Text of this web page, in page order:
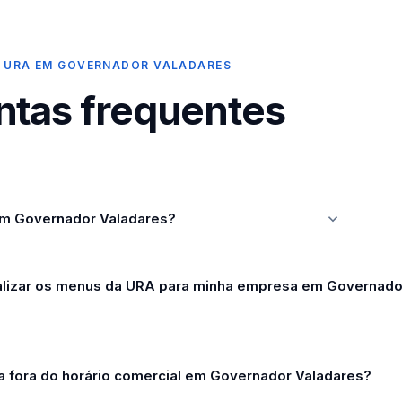
EM GOVERNADOR VALADARES
frequentes
Governador Valadares?
os menus da URA para minha empresa em
fora do horário comercial em Governador Valadares?